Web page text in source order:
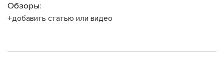
Обзоры:
+добавить статью или видео